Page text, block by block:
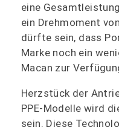
eine
ein Drehmoment
dürfte sein, dass
Marke noch ein
Macan zur
Herzstück der
PPE-Modelle wird
sein. Diese